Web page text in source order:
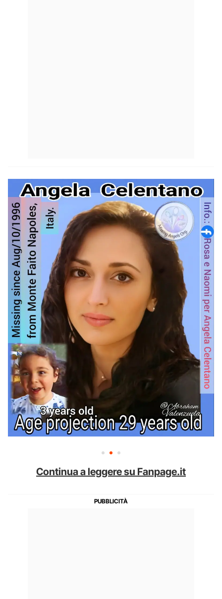
Continua a leggere su Fanpage.it